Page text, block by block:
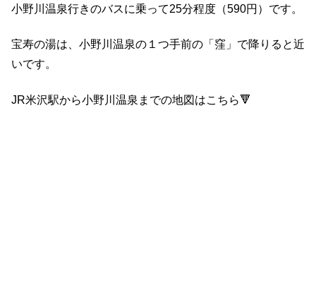
小野川温泉行きのバスに乗って25分程度（590円）です。
宝寿の湯は、小野川温泉の１つ手前の「窪」で降りると近
いです。
JR米沢駅から小野川温泉までの地図はこちら🔻